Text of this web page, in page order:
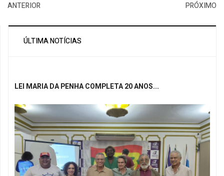
ANTERIOR PRÓXIMO
ÚLTIMA NOTÍCIAS
LEI MARIA DA PENHA COMPLETA 20 ANOS...